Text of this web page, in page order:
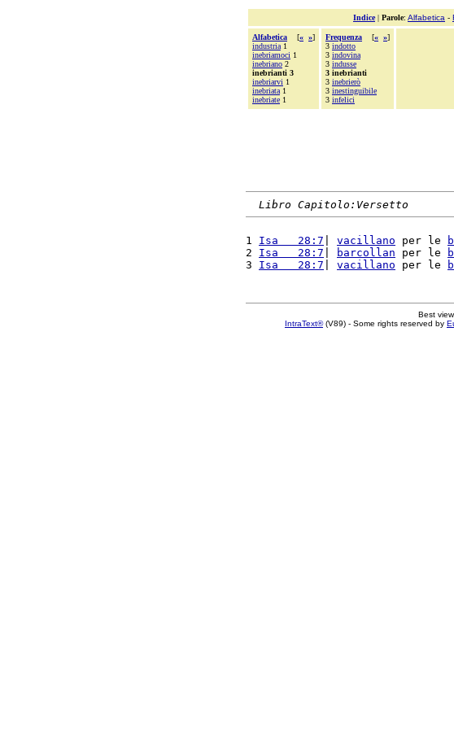
Indice| Parole: Alfabetica -
Alfabetica [« »]
industria 1
inebriamoci 1
inebriano 2
inebrianti 3
inebriarvi 1
inebriata 1
inebriate 1
Frequenza [« »]
3 indotto
3 indovina
3 indusse
3 inebrianti
3 inebrierò
3 inestinguibile
3 infelici
Libro Capitolo:Versetto
1 Isa   28:7 vacillano per le
2 Isa   28:7 barcollan per le
3 Isa   28:7 vacillano per le
Best
IntraText®(V89) - Some rights reserved by